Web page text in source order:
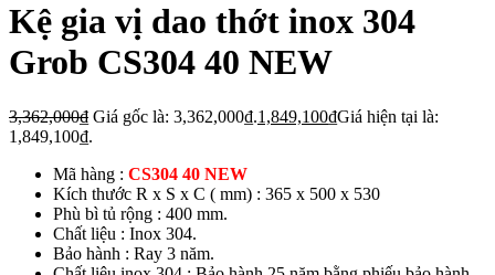
Kệ gia vị dao thớt inox 304
Grob CS304 40 NEW
3,362,000₫ Giá gốc là: 3,362,000₫.1,849,100₫Giá hiện tại là:
1,849,100₫.
Mã hàng : CS304 40 NEW
Kích thước R x S x C ( mm) : 365 x 500 x 530
Phù bì tủ rộng : 400 mm.
Chất liệu : Inox 304.
Bảo hành : Ray 3 năm.